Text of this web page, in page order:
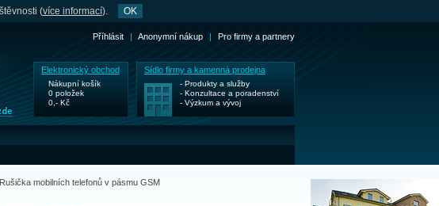
(více informací). OK
Příhlásit | Anonymní nákup | Pro firmy a partnery
Elektronický obchod
Nákupní košík
0 položek
0,- Kč
Sídlo firmy a kamenná prodejna
- Produkty a služby
- Konzultace a poradenství
- Výzkum a vývoj
Rušička mobilních telefonů v pásmu GSM